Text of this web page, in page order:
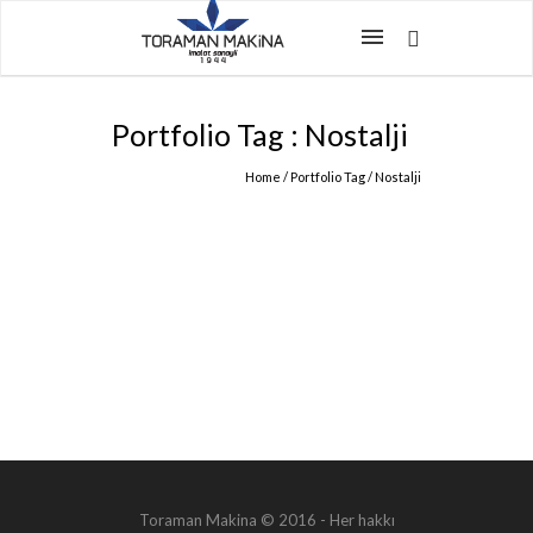
Portfolio Tag : Nostalji
Home / Portfolio Tag /Nostalji
Toraman Makina © 2016 - Her hakkı